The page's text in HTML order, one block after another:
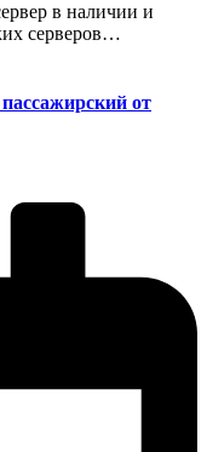
в наличии и
серверов…
от